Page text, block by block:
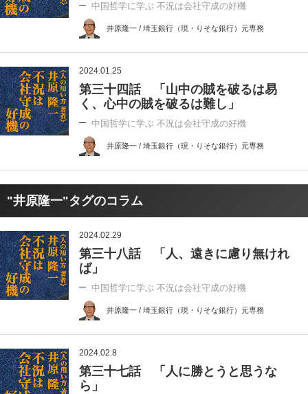
中国哲学に学ぶ 不況は会社守成の好機
井原隆一 / 埼玉銀行（現・りそな銀行）元専務
2024.01.25
第三十四話 「山中の賊を破るは易
く、心中の賊を破るは難し」
中国哲学に学ぶ 不況は会社守成の好機
井原隆一 / 埼玉銀行（現・りそな銀行）元専務
"井原隆一"タグのコラム
2024.02.29
第三十八話 「人、遠きに慮り無けれ
ば」
中国哲学に学ぶ 不況は会社守成の好機
井原隆一 / 埼玉銀行（現・りそな銀行）元専務
2024.02.8
第三十七話 「人に勝とうと思うな
ら」